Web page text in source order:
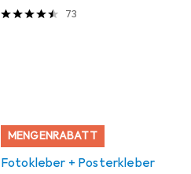
73
MENGENRABATT
Fotokleber + Posterkleber